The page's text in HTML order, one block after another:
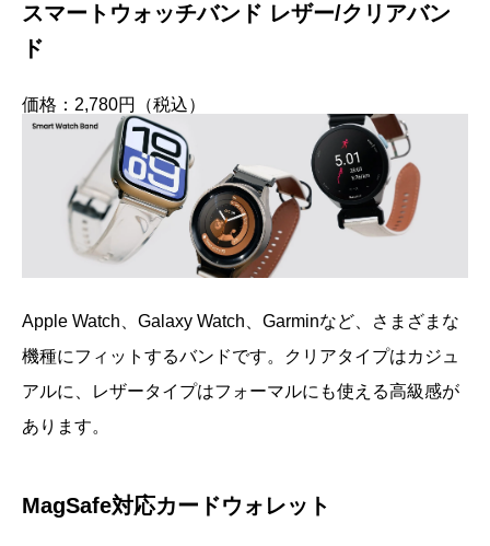
スマートウォッチバンド レザー/クリアバン
ド
価格：2,780円（税込）
Apple Watch、Galaxy Watch、Garminなど、さまざまな
機種にフィットするバンドです。クリアタイプはカジュ
アルに、レザータイプはフォーマルにも使える高級感が
あります。
MagSafe対応カードウォレット